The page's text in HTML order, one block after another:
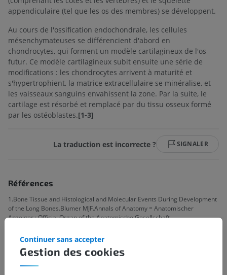
appendiculaire (tel que les os des membres) se développent.
Au cours de l'ossification endochondrale, les cellules
mésenchymateuses se différencient d'abord en
chondrocytes, qui forment un modèle cartilagineux de l'os
futur. Ce modèle cartilagineux subit ensuite une série de
modifications : les chondrocytes arrivent à maturité et
s'hypertrophient, la matrice extracellulaire se minéralise, et
les vaisseaux sanguins envahissent la zone. Par la suite, le
cartilage est résorbé et remplacé par du tissu osseux formé
par les ostéoblastes.[1-3]
La traduction est incorrecte ? SIGNALER
Références
1.Bone Tissue and Histological and Molecular Events During Development
of the Long Bones.Blumer MJF.Annals of Anatomy = Anatomischer
Anzeiger : Official Organ of the Anatomische Gesellschaft.
2.Making and Shaping Endochondral and Intramembranous Bones.Galea
GL, Zein MR, Allen S, Francis-West P.Developmental Dynamics : An Official
Gestion des cookies
Continuer sans accepter